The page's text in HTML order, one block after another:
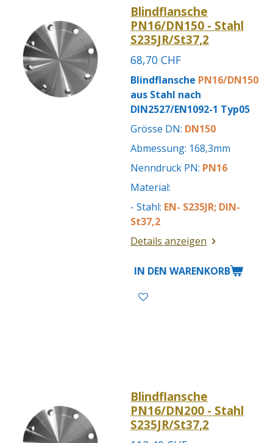
Blindflansche
PN16/DN150 - Stahl
S235JR/St37,2
68,70 CHF
Blindflansche PN16/DN150
aus Stahl nach
DIN2527/EN1092-1 Typ05
Grösse DN: DN150
Abmessung: 168,3mm
Nenndruck PN: PN16
Material:
- Stahl: EN- S235JR; DIN-
St37,2
Details anzeigen
IN DEN WARENKORB
Blindflansche
PN16/DN200 - Stahl
S235JR/St37,2